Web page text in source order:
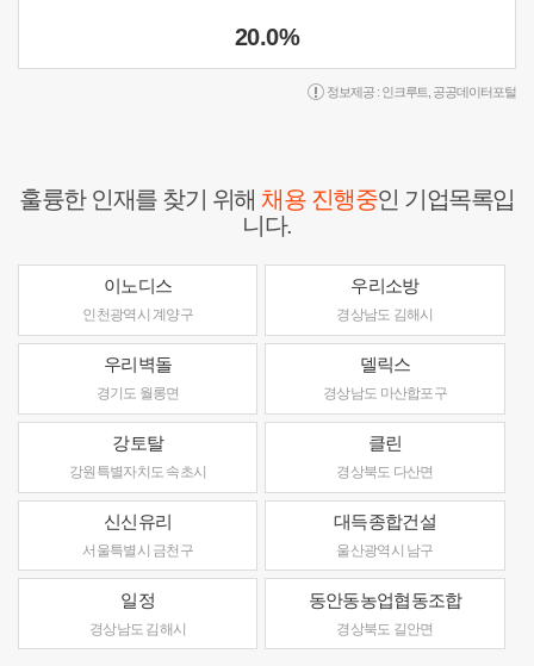
20.0%
정보제공 : 인크루트 공공데이터포털
훌륭한 인재를 찾기 위해채용 진행중인 기업목록입
니다.
이노디스
인천광역시 계양구
우리소방
경상남도 김해시
우리벽돌
경기도 월롱면
델릭스
경상남도 마산합포구
강토탈
강원특별자치도 속초시
클린
경상북도 다산면
신신유리
서울특별시 금천구
대득종합건설
울산광역시 남구
일정
경상남도 김해시
동안동농업협동조합
경상북도 길안면